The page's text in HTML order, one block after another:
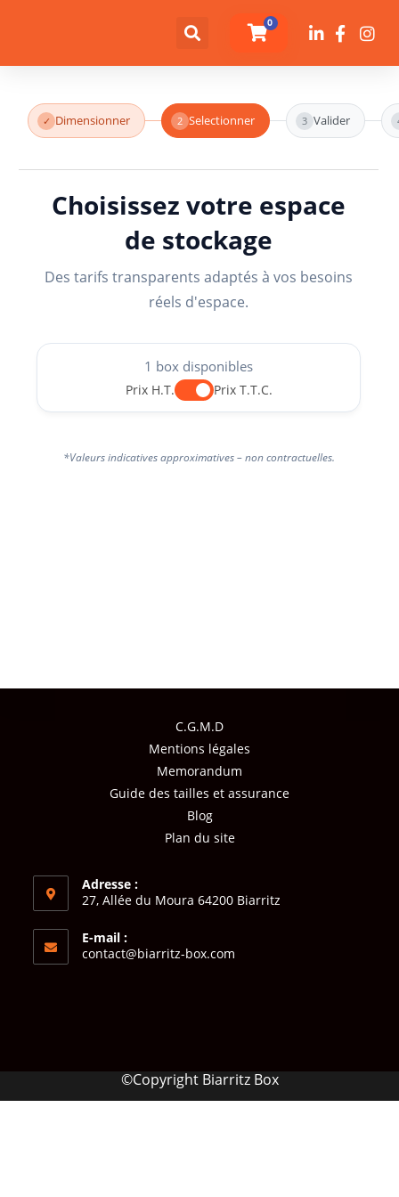
0
✓ Dimensionner 2 Selectionner 3 Valider
Choisissez votre espace
de stockage
Des tarifs transparents adaptés à vos besoins
réels d'espace.
1 box disponibles
Prix H.T. Prix T.T.C.
*Valeurs indicatives approximatives – non contractuelles.
C.G.M.D
Mentions légales
Memorandum
Guide des tailles et assurance
Blog
Plan du site
Adresse :
27, Allée du Moura 64200 Biarritz
E-mail :
contact@biarritz-box.com
©Copyright Biarritz Box